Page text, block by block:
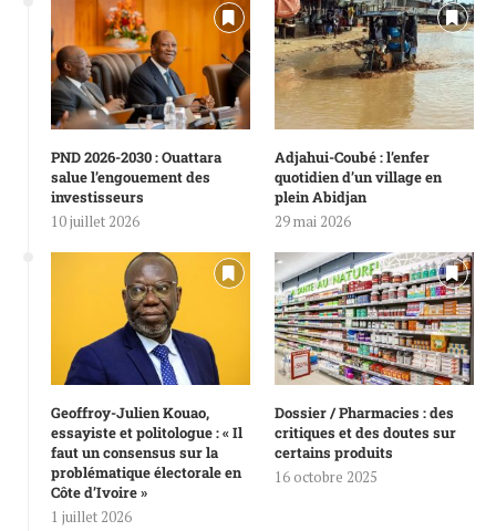
PND 2026-2030 : Ouattara
salue l’engouement des
investisseurs
10 juillet 2026
Adjahui-Coubé : l’enfer
quotidien d’un village en
plein Abidjan
29 mai 2026
Geoffroy-Julien Kouao,
essayiste et politologue : « Il
faut un consensus sur la
problématique électorale en
Côte d’Ivoire »
1 juillet 2026
Dossier / Pharmacies : des
critiques et des doutes sur
certains produits
16 octobre 2025